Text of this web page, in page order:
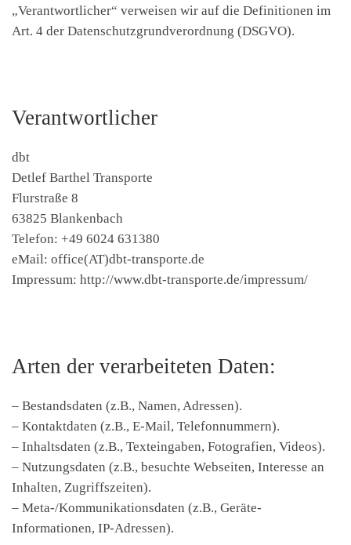
„Verantwortlicher“ verweisen wir auf die Definitionen im
Art. 4 der Datenschutzgrundverordnung (DSGVO).
Verantwortlicher
dbt
Detlef Barthel Transporte
Flurstraße 8
63825 Blankenbach
Telefon: +49 6024 631380
eMail: office(AT)dbt-transporte.de
Impressum: http://www.dbt-transporte.de/impressum/
Arten der verarbeiteten Daten:
– Bestandsdaten (z.B., Namen, Adressen).
– Kontaktdaten (z.B., E-Mail, Telefonnummern).
– Inhaltsdaten (z.B., Texteingaben, Fotografien, Videos).
– Nutzungsdaten (z.B., besuchte Webseiten, Interesse an
Inhalten, Zugriffszeiten).
– Meta-/Kommunikationsdaten (z.B., Geräte-
Informationen, IP-Adressen).